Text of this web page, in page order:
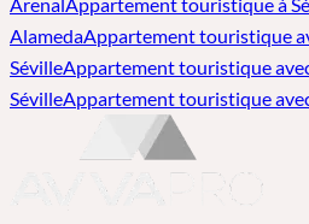
AlamedaAppartement touristique
SévilleAppartement touristique
SévilleAppartement touristique